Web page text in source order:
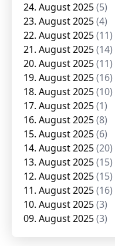
24. August 2025(5)
23. August 2025(4)
22. August 2025(11)
21. August 2025(14)
20. August 2025(11)
19. August 2025(16)
18. August 2025(10)
17. August 2025(1)
16. August 2025(8)
15. August 2025(6)
14. August 2025(20)
13. August 2025(15)
12. August 2025(15)
11. August 2025(16)
10. August 2025(3)
09. August 2025(3)